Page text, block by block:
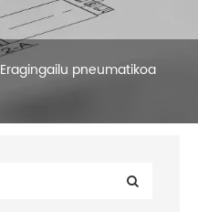
Eragingailu pneumatikoa